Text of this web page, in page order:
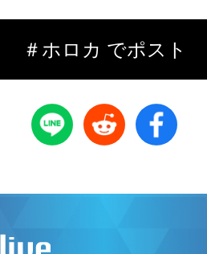
＃ホロカ でポスト